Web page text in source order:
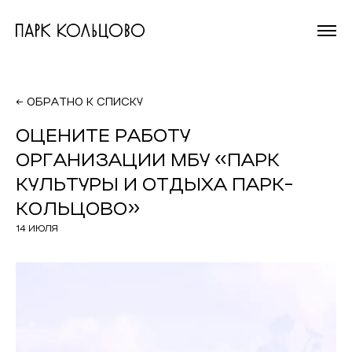
На главную
← ОБРАТНО К СПИСКУ
ОЦЕНИТЕ РАБОТУ
ОРГАНИЗАЦИИ МБУ «ПАРК
КУЛЬТУРЫ И ОТДЫХА ПАРК-
КОЛЬЦОВО»
14 ИЮЛЯ